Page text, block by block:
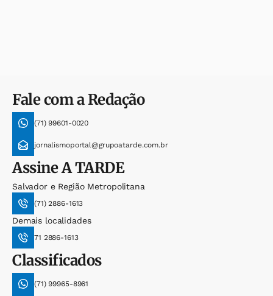
Fale com a Redação
(71) 99601-0020
jornalismoportal@grupoatarde.com.br
AssineA TARDE
Salvador e Região Metropolitana
(71) 2886-1613
Demais localidades
71 2886-1613
Classificados
(71) 99965-8961